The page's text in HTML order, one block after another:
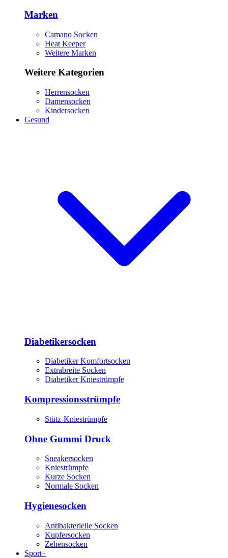
Marken
Camano Socken
Heat Keeper
Weitere Marken
Weitere Kategorien
Herrensocken
Damensocken
Kindersocken
Gesund
Diabetikersocken
Diabetiker Komfortsocken
Extrabreite Socken
Diabetiker Kniestrümpfe
Kompressionsstrümpfe
Stütz-Kniestrümpfe
Ohne Gummi Druck
Sneakersocken
Kniestrümpfe
Kurze Socken
Normale Socken
Hygienesocken
Antibakterielle Socken
Kupfersocken
Zehensocken
Sport+